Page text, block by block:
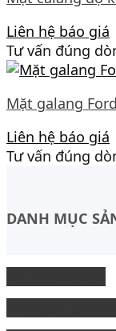
Liên hệ báo giá
Tư vấn đúng
Mặt galang
Liên hệ báo giá
Tư vấn đúng
DANH MỤC